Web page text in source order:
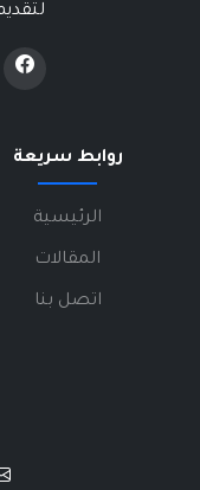
روابط سريعة
الرئيسية
المقالات
اتصل بنا